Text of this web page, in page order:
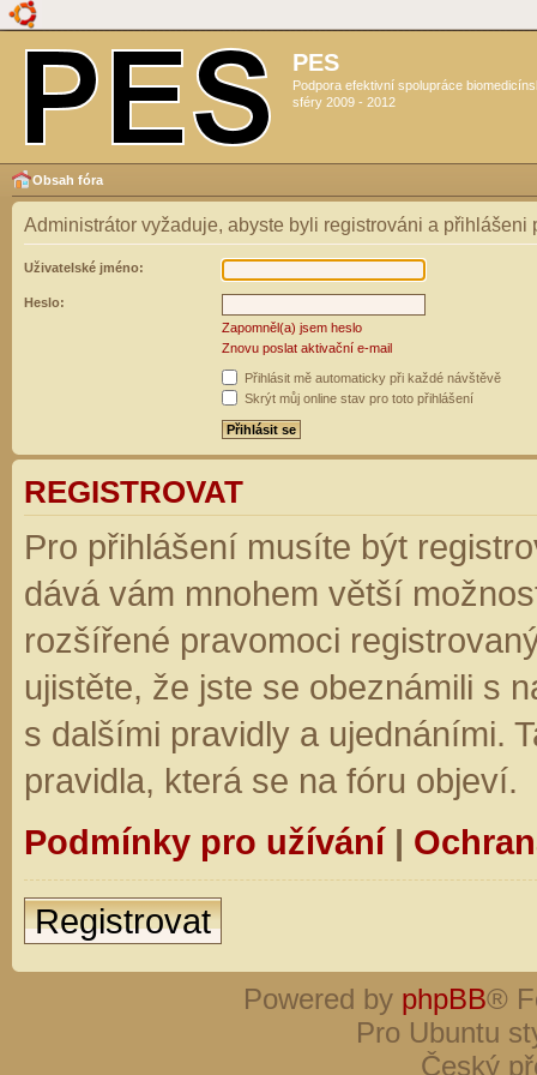
PES
Podpora efektivní spolupráce
sféry 2009 - 2012
Obsah fóra
Administrátor vyžaduje, abyste byli registrováni a přihlášeni
Uživatelské jméno:
Heslo:
Zapomněl(a) jsem heslo
Znovu poslat aktivační e-mail
Přihlásit mě automaticky při každé návštěvě
Skrýt můj online stav pro toto přihlášení
REGISTROVAT
Pro přihlášení musíte být
dává vám mnohem větší
rozšířené pravomoci
ujistěte, že jste se obeznámili s
s dalšími pravidly a ujednáními.
pravidla, která se na fóru objeví.
Podmínky pro užívání|
Registrovat
Powered by phpBB®
Pro Ubuntu
Český